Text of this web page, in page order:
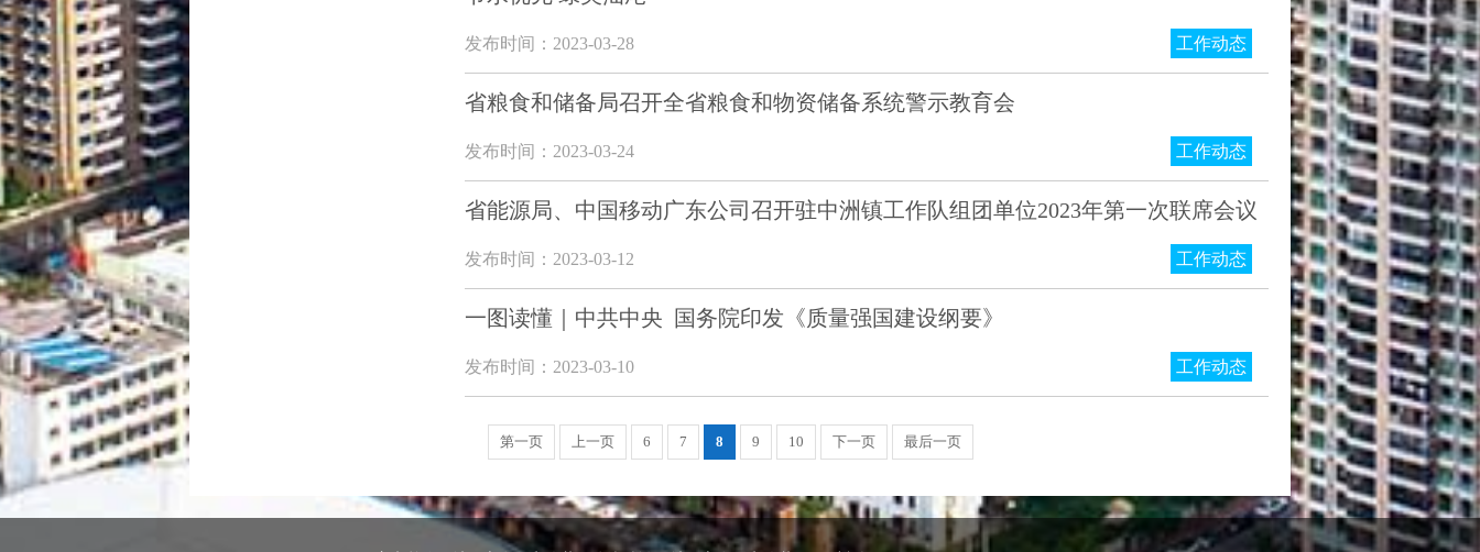
发布时间：2023-03-28 工作动态
省粮食和储备局召开全省粮食和物资储备系统警示教育会
发布时间：2023-03-24 工作动态
省能源局、中国移动广东公司召开驻中洲镇工作队组团单位2023年第一次联席会议
发布时间：2023-03-12 工作动态
一图读懂｜中共中央 国务院印发《质量强国建设纲要》
发布时间：2023-03-10 工作动态
第一页 上一页 6 7 8 9 10 下一页 最后一页